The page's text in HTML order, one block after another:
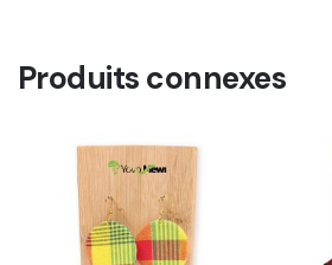
Produits connexes